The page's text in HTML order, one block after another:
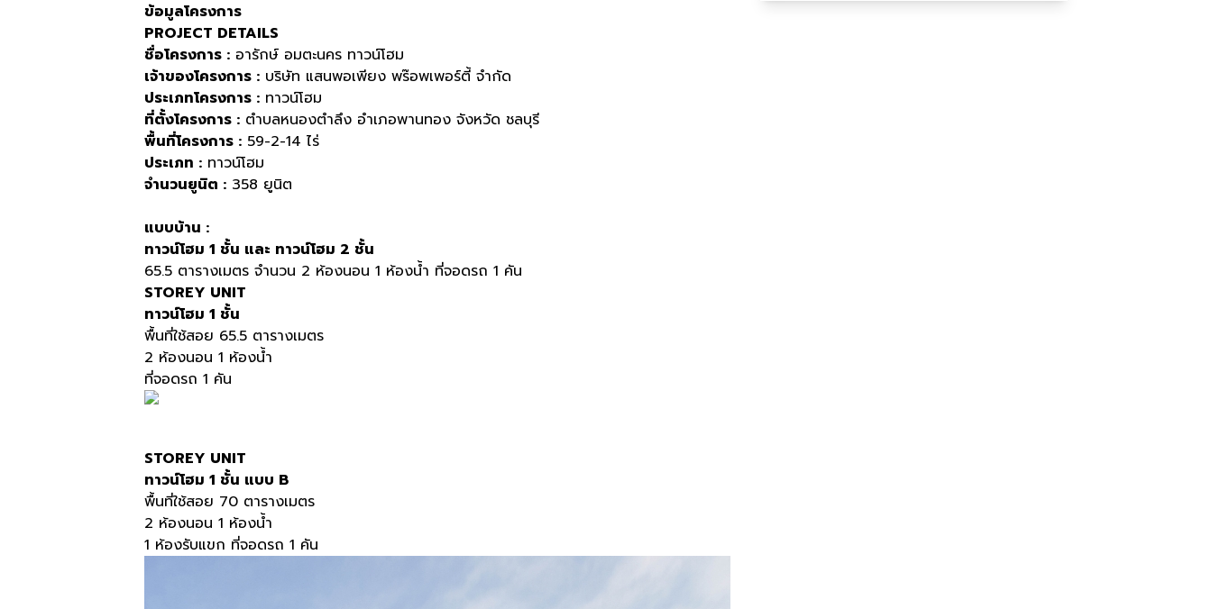
ข้อมูลโครงการ
PROJECT DETAILS
ชื่อโครงการ : อารักษ์ อมตะนคร ทาวน์โฮม
เจ้าของโครงการ : บริษัท แสนพอเพียง พร๊อพเพอร์ตี้ จำกัด
ประเภทโครงการ : ทาวน์โฮม
ที่ตั้งโครงการ : ตำบลหนองตำลึง อำเภอพานทอง จังหวัด ชลบุรี
พื้นที่โครงการ : 59-2-14 ไร่
ประเภท : ทาวน์โฮม
จำนวนยูนิต : 358 ยูนิต
แบบบ้าน :
ทาวน์โฮม 1 ชั้น และ ทาวน์โฮม 2 ชั้น
65.5 ตารางเมตร จำนวน 2 ห้องนอน 1 ห้องน้ำ ที่จอดรถ 1 คัน
STOREY UNIT
ทาวน์โฮม 1 ชั้น
พื้นที่ใช้สอย 65.5 ตารางเมตร
2 ห้องนอน 1 ห้องน้ำ
ที่จอดรถ 1 คัน
STOREY UNIT
ทาวน์โฮม 1 ชั้น แบบ B
พื้นที่ใช้สอย 70 ตารางเมตร
2 ห้องนอน 1 ห้องน้ำ
1 ห้องรับแขก ที่จอดรถ 1 คัน